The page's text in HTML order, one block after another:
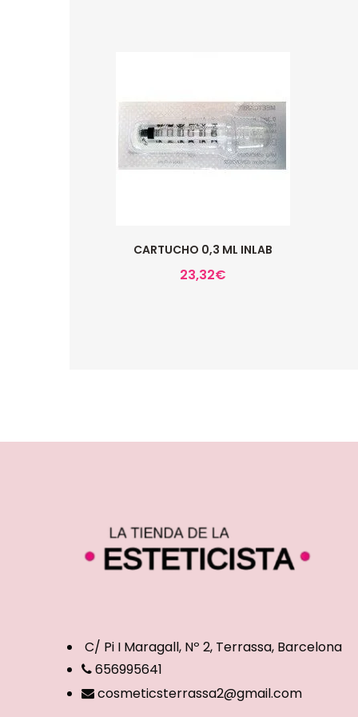
CARTUCHO 0,3 ML INLAB
23,32€
C/ Pi I Maragall, Nº 2, Terrassa, Barcelona
656995641
cosmeticsterrassa2@gmail.com